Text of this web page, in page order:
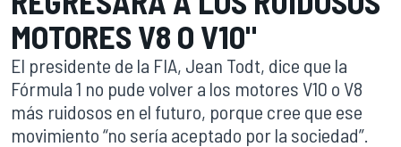
MOTORES V8 O V10"
El presidente de la FIA, Jean Todt, dice que la
Fórmula 1 no pude volver a los motores V10 o V8
más ruidosos en el futuro, porque cree que ese
movimiento “no sería aceptado por la sociedad”.